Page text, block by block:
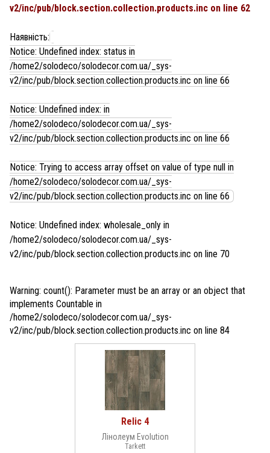
v2/inc/pub/block.section.collection.products.inc on line 62
Наявність:
Notice: Undefined index: status in
/home2/solodeco/solodecor.com.ua/_sys-
v2/inc/pub/block.section.collection.products.inc on line 66
Notice: Undefined index: in
/home2/solodeco/solodecor.com.ua/_sys-
v2/inc/pub/block.section.collection.products.inc on line 66
Notice: Trying to access array offset on value of type null in
/home2/solodeco/solodecor.com.ua/_sys-
v2/inc/pub/block.section.collection.products.inc on line 66
Notice: Undefined index: wholesale_only in
/home2/solodeco/solodecor.com.ua/_sys-
v2/inc/pub/block.section.collection.products.inc on line 70
Warning: count(): Parameter must be an array or an object that
implements Countable in
/home2/solodeco/solodecor.com.ua/_sys-
v2/inc/pub/block.section.collection.products.inc on line 84
Relic 4
Лінолеум Evolution
Tarkett